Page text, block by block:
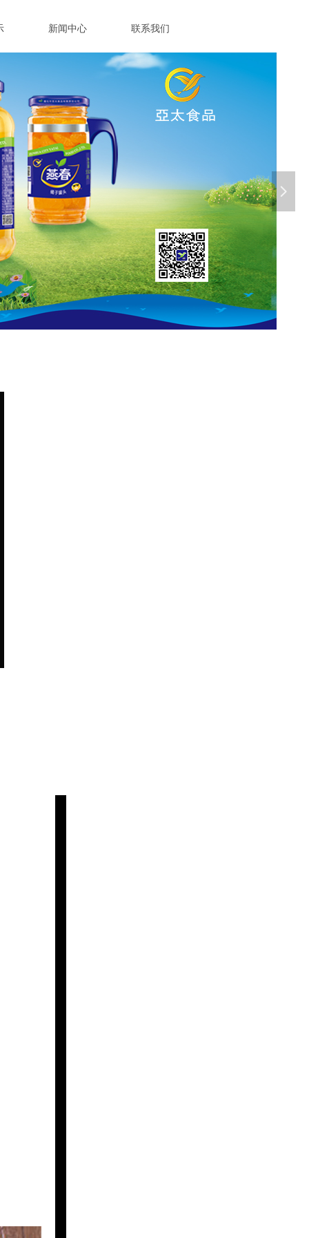
넲
新闻中心 联系我们